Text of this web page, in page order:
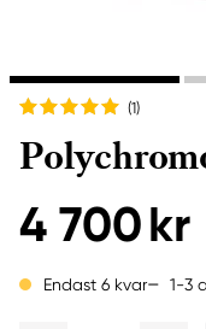
(1)
4 700 kr
Endast 6 kvar 1-3